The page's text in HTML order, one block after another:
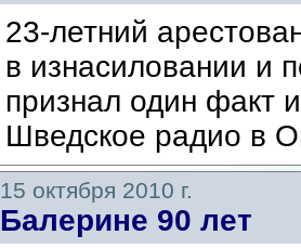
23-летний
в изнасиловании и
признал один факт
Шведское радио в
15 октября 2010 г.
Балерине 90 лет